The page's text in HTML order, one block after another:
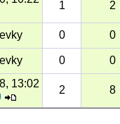
1 2
0
0
0 0
13:02
2 8